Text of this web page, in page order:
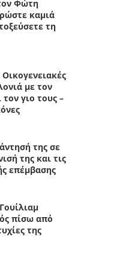
Φώτη
καμιά
τη
με τον
γιο τους –
της σε
της και τις
επέμβασης
πίσω από
της